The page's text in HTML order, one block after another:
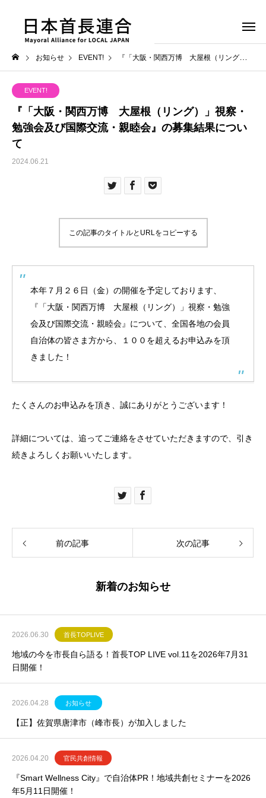
お知らせ EVENT! 『「大阪・関西万博 大屋根（リング）」視察・勉強会及び国際交流・親睦会』の募集結果について
EVENT!
『「大阪・関西万博 大屋根（リング）」視察・
勉強会及び国際交流・親睦会』の募集結果につい
て
2024.06.21
この記事のタイトルとURLをコピーする
本年７月２６日（金）の開催を予定しております、
『「大阪・関西万博 大屋根（リング）」視察・勉強
会及び国際交流・親睦会』について、全国各地の会員
自治体の皆さま方から、１００を超えるお申込みを頂
きました！
たくさんのお申込みを頂き、誠にありがとうございます！
詳細については、追ってご連絡をさせていただきますので、引き
続きよろしくお願いいたします。
前の記事 次の記事
新着のお知らせ
2026.06.30 首長TOPLIVE
地域の今を市長自ら語る！首長TOP LIVE vol.11を2026年7月31
日開催！
2026.04.28 お知らせ
【正】佐賀県唐津市（峰市長）が加入しました
2026.04.20 官民共創情報
『Smart Wellness City』で自治体PR！地域共創セミナーを2026
年5月11日開催！